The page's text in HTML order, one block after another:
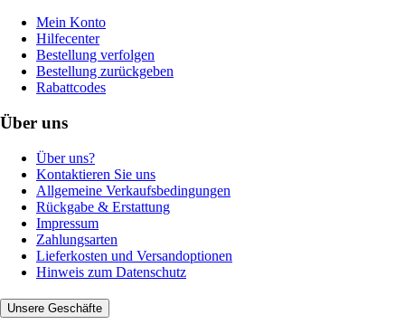
Mein Konto
Hilfecenter
Bestellung verfolgen
Bestellung zurückgeben
Rabattcodes
Über uns
Über uns?
Kontaktieren Sie uns
Allgemeine Verkaufsbedingungen
Rückgabe & Erstattung
Impressum
Zahlungsarten
Lieferkosten und Versandoptionen
Hinweis zum Datenschutz
Unsere Geschäfte